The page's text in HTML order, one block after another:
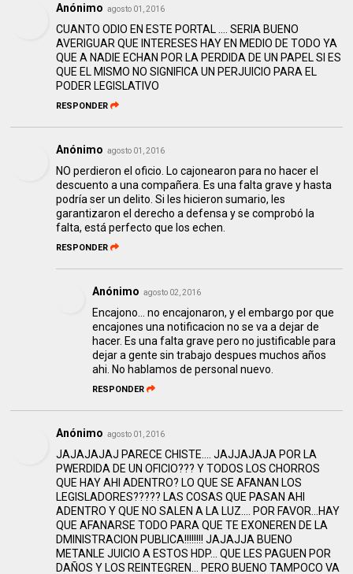
Anónimo agosto 01, 2016
CUANTO ODIO EN ESTE PORTAL .... SERIA BUENO
AVERIGUAR QUE INTERESES HAY EN MEDIO DE TODO YA
QUE A NADIE ECHAN POR LA PERDIDA DE UN PAPEL SI ES
QUE EL MISMO NO SIGNIFICA UN PERJUICIO PARA EL
PODER LEGISLATIVO
RESPONDER
Anónimo agosto 01, 2016
NO perdieron el oficio. Lo cajonearon para no hacer el
descuento a una compañera. Es una falta grave y hasta
podría ser un delito. Si les hicieron sumario, les
garantizaron el derecho a defensa y se comprobó la
falta, está perfecto que los echen.
RESPONDER
Anónimo agosto 02, 2016
Encajono... no encajonaron, y el embargo por que
encajones una notificacion no se va a dejar de
hacer. Es una falta grave pero no justificable para
dejar a gente sin trabajo despues muchos años
ahi. No hablamos de personal nuevo.
RESPONDER
Anónimo agosto 01, 2016
JAJAJAJAJ PARECE CHISTE.... JAJJAJAJA POR LA
PWERDIDA DE UN OFICIO??? Y TODOS LOS CHORROS
QUE HAY AHI ADENTRO? LO QUE SE AFANAN LOS
LEGISLADORES????? LAS COSAS QUE PASAN AHI
ADENTRO Y QUE NO SALEN A LA LUZ.... POR FAVOR...HAY
QUE AFANARSE TODO PARA QUE TE EXONEREN DE LA
DMINISTRACION PUBLICA!!!!!!!! JAJAJJA BUENO
METANLE JUICIO A ESTOS HDP... QUE LES PAGUEN POR
DAÑOS Y LOS REINTEGREN... PERO BUENO TAMPOCO VA